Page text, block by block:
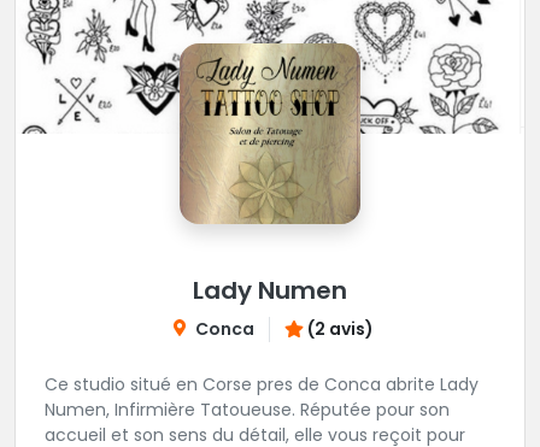
Lady Numen
Conca (2 avis)
Ce studio situé en Corse pres de Conca abrite Lady
Numen, Infirmière Tatoueuse. Réputée pour son
accueil et son sens du détail, elle vous reçoit pour